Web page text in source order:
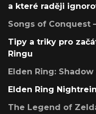
a které raději
Songs of Conquest
Tipy a triky pro
Ringu
Elden Ring:
Elden Ring
The Legend of